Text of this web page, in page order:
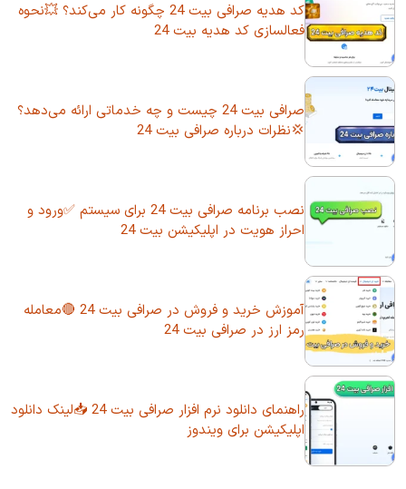
کد هدیه صرافی بیت 24 چگونه کار می‌کند؟ 💥نحوه
فعالسازی کد هدیه بیت 24
صرافی بیت 24 چیست و چه خدماتی ارائه می‌دهد؟
💢نظرات درباره صرافی بیت 24
نصب برنامه صرافی بیت 24 برای سیستم ✅ورود و
احراز هویت در اپلیکیشن بیت 24
آموزش خرید و فروش در صرافی بیت 24 🔴معامله
رمز ارز در صرافی بیت 24
راهنمای دانلود نرم افزار صرافی بیت 24 📥لینک دانلود
اپلیکیشن برای ویندوز